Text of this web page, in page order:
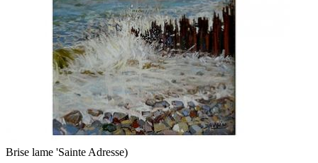
Brise lame 'Sainte Adresse)